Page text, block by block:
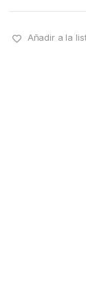
Añadir a la